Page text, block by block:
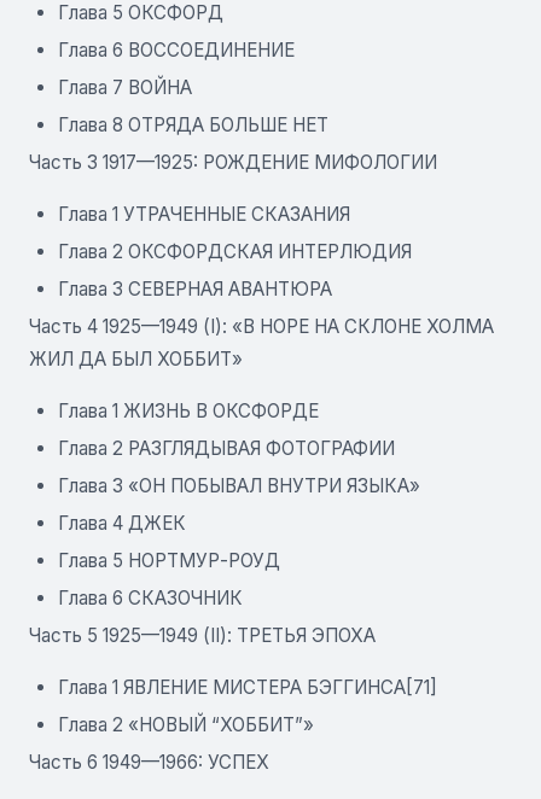
Глава 5 ОКСФОРД
Глава 6 ВОССОЕДИНЕНИЕ
Глава 7 ВОЙНА
Глава 8 ОТРЯДА БОЛЬШЕ НЕТ
Часть 3 1917—1925: РОЖДЕНИЕ МИФОЛОГИИ
Глава 1 УТРАЧЕННЫЕ СКАЗАНИЯ
Глава 2 ОКСФОРДСКАЯ ИНТЕРЛЮДИЯ
Глава 3 СЕВЕРНАЯ АВАНТЮРА
Часть 4 1925—1949 (I): «В НОРЕ НА СКЛОНЕ ХОЛМА
ЖИЛ ДА БЫЛ ХОББИТ»
Глава 1 ЖИЗНЬ В ОКСФОРДЕ
Глава 2 РАЗГЛЯДЫВАЯ ФОТОГРАФИИ
Глава 3 «ОН ПОБЫВАЛ ВНУТРИ ЯЗЫКА»
Глава 4 ДЖЕК
Глава 5 НОРТМУР-РОУД
Глава 6 СКАЗОЧНИК
Часть 5 1925—1949 (II): ТРЕТЬЯ ЭПОХА
Глава 1 ЯВЛЕНИЕ МИСТЕРА БЭГГИНСА[71]
Глава 2 «НОВЫЙ “ХОББИТ”»
Часть 6 1949—1966: УСПЕХ